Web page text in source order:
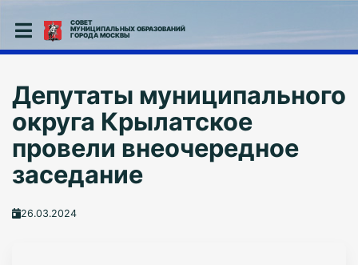
СОВЕТ
МУНИЦИПАЛЬНЫХ ОБРАЗОВАНИЙ
ГОРОДА МОСКВЫ
Депутаты муниципального
округа Крылатское
провели внеочередное
заседание
26.03.2024